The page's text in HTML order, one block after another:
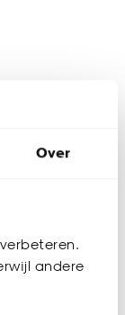
Over
andere
Leda
lichtbron.
keuze toe te